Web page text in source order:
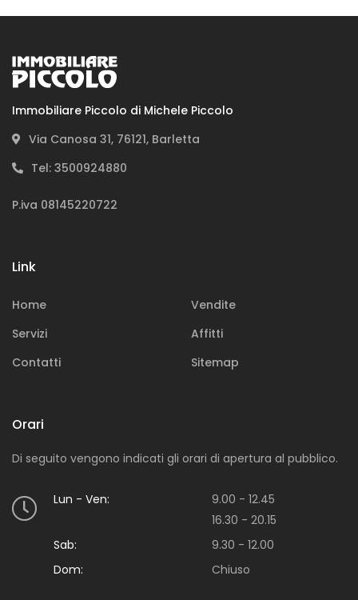
In cosa possiamo aiutarti
particolare?
Vuoi mettere in vendita una o più proprietà
immobiliari?
Immobiliare Piccolo di Michele Piccolo
Via Canosa 31, 76121, Barletta
Tel: 3500924880
P.iva 08145220722
Link
Home
Servizi
Contatti
Vendite
Affitti
Sitemap
Orari
Di seguito vengono indicati gli orari di apertura al pubblico.
Lun - Ven:
9.00 - 12.45
16.30 - 20.15
Sab:
9.30 - 12.00
Dom:
Chiuso